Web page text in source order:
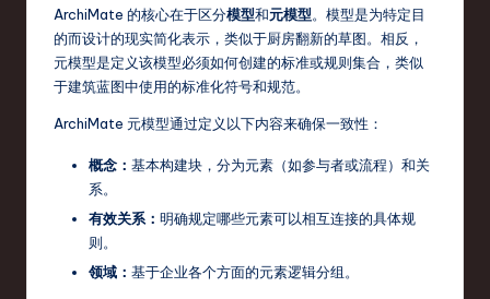
T
ArchiMate 的核心在于区分模型和元模型。模型是为特定目
的而设计的现实简化表示，类似于厨房翻新的草图。相反，
元模型是定义该模型必须如何创建的标准或规则集合，类似
于建筑蓝图中使用的标准化符号和规范。
ArchiMate 元模型通过定义以下内容来确保一致性：
概念： 基本构建块，分为元素（如参与者或流程）和关
系。
有效关系： 明确规定哪些元素可以相互连接的具体规
则。
领域： 基于企业各个方面的元素逻辑分组。